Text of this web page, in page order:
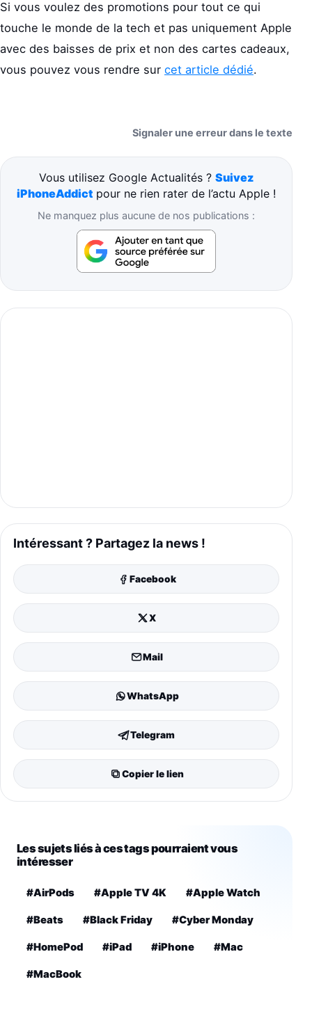
Si vous voulez des promotions pour tout ce qui
touche le monde de la tech et pas uniquement Apple
avec des baisses de prix et non des cartes cadeaux,
vous pouvez vous rendre sur cet article dédié.
Signaler une erreur dans le texte
Vous utilisez Google Actualités ? Suivez
iPhoneAddict pour ne rien rater de l’actu Apple !
Ne manquez plus aucune de nos publications :
Intéressant ? Partagez la news !
Facebook
X
Mail
WhatsApp
Telegram
Copier le lien
Les sujets liés à ces tags pourraient vous
intéresser
#AirPods #Apple TV 4K #Apple Watch
#Beats #Black Friday #Cyber Monday
#HomePod #iPad #iPhone #Mac
#MacBook